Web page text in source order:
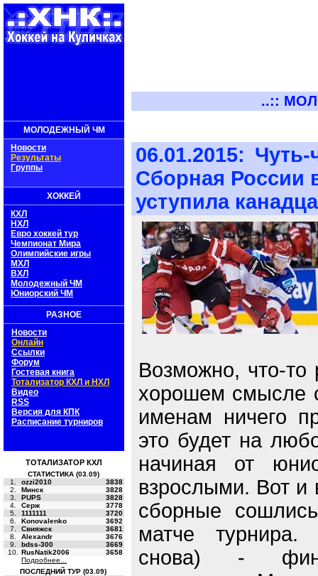
МОЛОДЕЖНЫЙ ЧМ
Новости
Результаты
Группы
ХОККЕЙ
КХЛ
НХЛ
Евро хоккей тур
Чемпионат Мира
Олимпийские игры
МХЛ
ВХЛ
Молодежный ЧМ
Юниорский ЧМ
РАЗНОЕ
Новости
Онлайн
Ссылки
Форум
Гостевая книга
Тотализатор КХЛ и НХЛ
Видео
RSS
Версия для КПК
Расписание турниров
ТОТАЛИЗАТОР КХЛ
СТАТИСТИКА (03.09)
1.
ozzi2010
3838
2.
Минск
3828
3.
PUPS
3828
4.
Серж
3778
5.
1111111
3720
6.
Konovalenko
3692
7.
Свияжск
3681
8.
Alexandr
3676
9.
bdss-300
3669
10.
RusNatik2006
3658
Подробнее...
ПОСЛЕДНИЙ ТУР (03.09)
..::
06.01.2015: Чуть-
Сборная России
уступила
Возможно, что-то
хорошем смысле
именам ничего
это будет на
начиная от
взрослыми. Вот и
сборные
матче
снова) -